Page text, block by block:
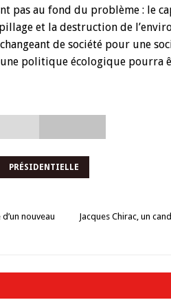
pas au fond du problème : le
et la destruction de
de société pour une
politique écologique pourra
PRÉSIDENTIELLE
nouveau
Jacques Chirac, un